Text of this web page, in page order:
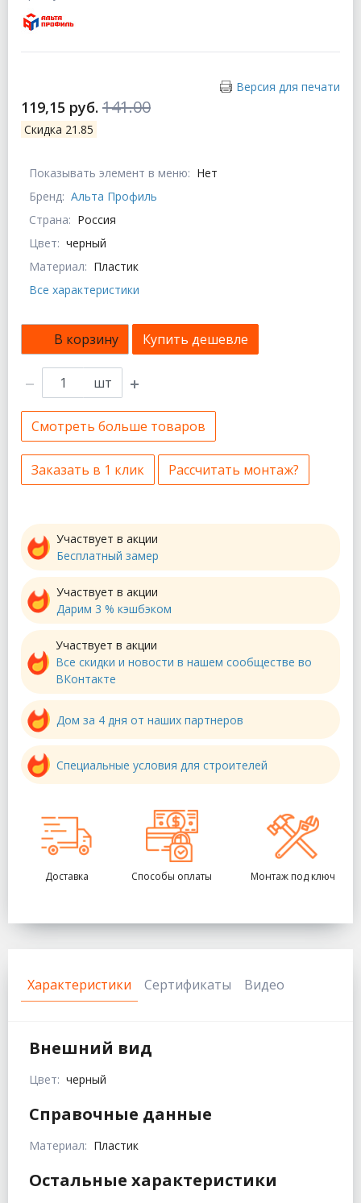
Версия для печати
119,15 руб. 141.00
Скидка 21.85
Показывать элемент в меню: Нет
Бренд: Альта Профиль
Страна: Россия
Цвет: черный
Материал: Пластик
Все характеристики
В корзину Купить дешевле
шт
Смотреть больше товаров
Заказать в 1 клик Рассчитать монтаж?
Участвует в акции
Бесплатный замер
Участвует в акции
Дарим 3 % кэшбэком
Участвует в акции
Все скидки и новости в нашем сообществе во
ВКонтакте
Дом за 4 дня от наших партнеров
Специальные условия для строителей
Доставка Способы оплаты Монтаж под ключ
Характеристики Сертификаты Видео
Внешний вид
Цвет: черный
Справочные данные
Материал: Пластик
Остальные характеристики